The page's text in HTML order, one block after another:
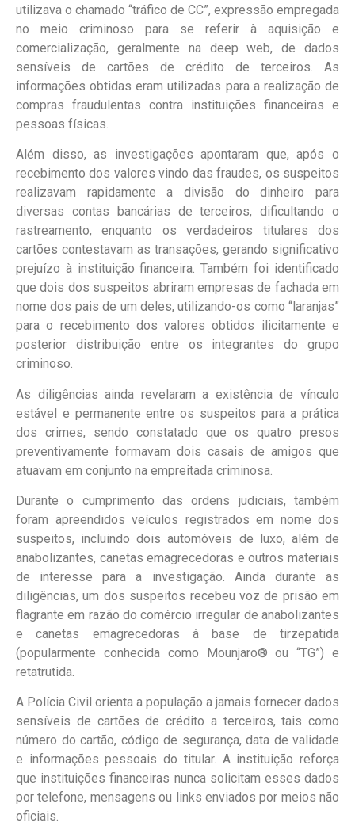
utilizava o chamado “tráfico de CC”, expressão empregada
no meio criminoso para se referir à aquisição e
comercialização, geralmente na deep web, de dados
sensíveis de cartões de crédito de terceiros. As
informações obtidas eram utilizadas para a realização de
compras fraudulentas contra instituições financeiras e
pessoas físicas.
Além disso, as investigações apontaram que, após o
recebimento dos valores vindo das fraudes, os suspeitos
realizavam rapidamente a divisão do dinheiro para
diversas contas bancárias de terceiros, dificultando o
rastreamento, enquanto os verdadeiros titulares dos
cartões contestavam as transações, gerando significativo
prejuízo à instituição financeira. Também foi identificado
que dois dos suspeitos abriram empresas de fachada em
nome dos pais de um deles, utilizando-os como “laranjas”
para o recebimento dos valores obtidos ilicitamente e
posterior distribuição entre os integrantes do grupo
criminoso.
As diligências ainda revelaram a existência de vínculo
estável e permanente entre os suspeitos para a prática
dos crimes, sendo constatado que os quatro presos
preventivamente formavam dois casais de amigos que
atuavam em conjunto na empreitada criminosa.
Durante o cumprimento das ordens judiciais, também
foram apreendidos veículos registrados em nome dos
suspeitos, incluindo dois automóveis de luxo, além de
anabolizantes, canetas emagrecedoras e outros materiais
de interesse para a investigação. Ainda durante as
diligências, um dos suspeitos recebeu voz de prisão em
flagrante em razão do comércio irregular de anabolizantes
e canetas emagrecedoras à base de tirzepatida
(popularmente conhecida como Mounjaro® ou “TG”) e
retatrutida.
A Polícia Civil orienta a população a jamais fornecer dados
sensíveis de cartões de crédito a terceiros, tais como
número do cartão, código de segurança, data de validade
e informações pessoais do titular. A instituição reforça
que instituições financeiras nunca solicitam esses dados
por telefone, mensagens ou links enviados por meios não
oficiais.